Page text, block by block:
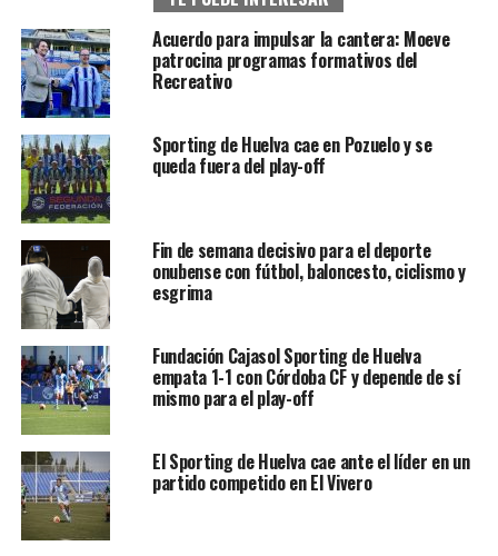
Acuerdo para impulsar la cantera: Moeve
patrocina programas formativos del
Recreativo
Sporting de Huelva cae en Pozuelo y se
queda fuera del play-off
Fin de semana decisivo para el deporte
onubense con fútbol, baloncesto, ciclismo y
esgrima
Fundación Cajasol Sporting de Huelva
empata 1-1 con Córdoba CF y depende de sí
mismo para el play-off
El Sporting de Huelva cae ante el líder en un
partido competido en El Vivero